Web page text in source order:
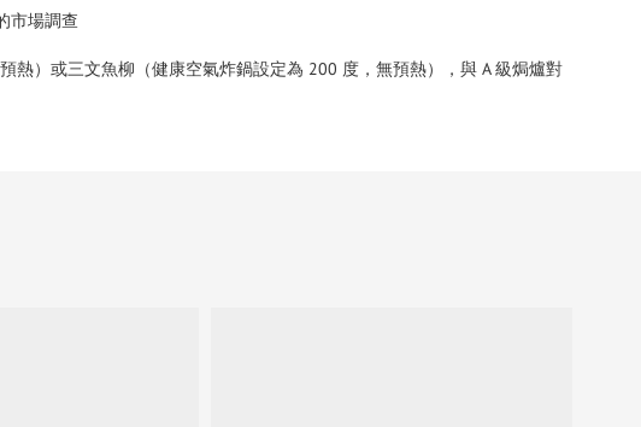
市場調查
）或三文魚柳（健康空氣炸鍋設定為 200 度，無預熱），與 A 級焗爐對